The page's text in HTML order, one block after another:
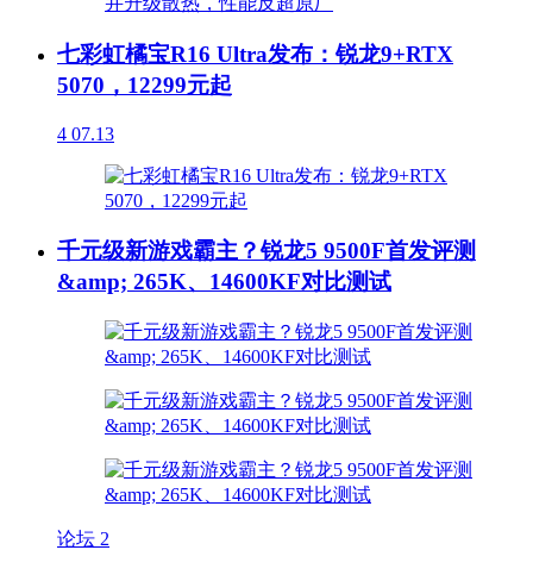
七彩虹橘宝R16 Ultra发布：锐龙9+RTX
5070，12299元起
4 07.13
千元级新游戏霸主？锐龙5 9500F首发评测
&amp; 265K、14600KF对比测试
论坛 2